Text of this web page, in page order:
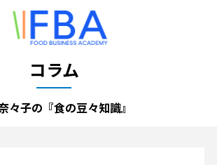
コラム
々子の『食の豆々知識』